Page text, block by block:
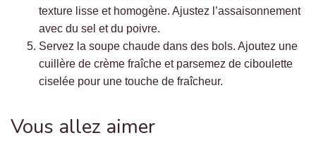
texture lisse et homogène. Ajustez l’assaisonnement
avec du sel et du poivre.
Servez la soupe chaude dans des bols. Ajoutez une
cuillère de crème fraîche et parsemez de ciboulette
ciselée pour une touche de fraîcheur.
Vous allez aimer